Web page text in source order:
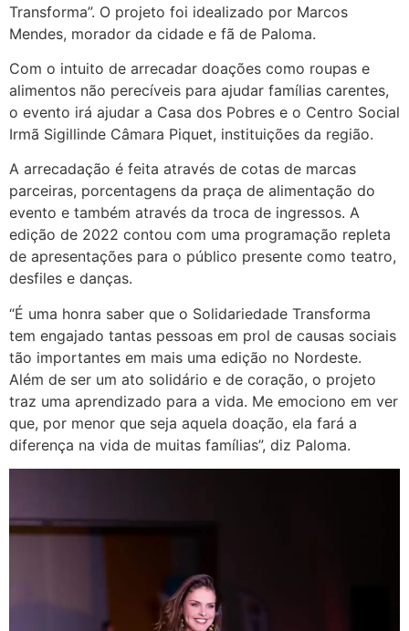
Transforma”. O projeto foi idealizado por Marcos
Mendes, morador da cidade e fã de Paloma.
Com o intuito de arrecadar doações como roupas e
alimentos não perecíveis para ajudar famílias carentes,
o evento irá ajudar a Casa dos Pobres e o Centro Social
Irmã Sigillinde Câmara Piquet, instituições da região.
A arrecadação é feita através de cotas de marcas
parceiras, porcentagens da praça de alimentação do
evento e também através da troca de ingressos. A
edição de 2022 contou com uma programação repleta
de apresentações para o público presente como teatro,
desfiles e danças.
“É uma honra saber que o Solidariedade Transforma
tem engajado tantas pessoas em prol de causas sociais
tão importantes em mais uma edição no Nordeste.
Além de ser um ato solidário e de coração, o projeto
traz uma aprendizado para a vida. Me emociono em ver
que, por menor que seja aquela doação, ela fará a
diferença na vida de muitas famílias”, diz Paloma.